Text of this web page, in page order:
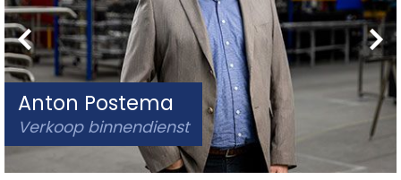
Anton Postema
Verkoop binnendienst